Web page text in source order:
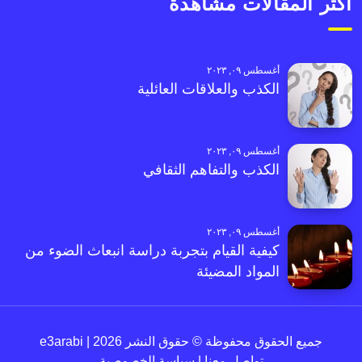
أغسطس ٠٩, ٢٠٢٣
الكذب والعلاقات العائلية
أغسطس ٠٩, ٢٠٢٣
الكذب والتفاهم الثقافي
أغسطس ٠٩, ٢٠٢٣
كيفية القيام بتجربة دراسة انبعاث الضوء من
المواد المضيئة
جميع الحقوق محفوظة © حقوق النشر 2026 | e3arabi